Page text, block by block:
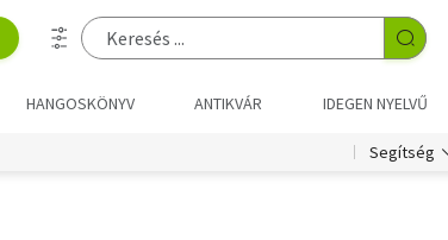
HANGOSKÖNYV ANTIKVÁR IDEGEN NYELVŰ
Segítség